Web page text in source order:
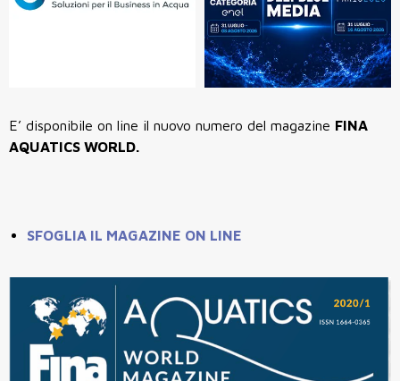
E’ disponibile on line il nuovo numero del magazine FINA
AQUATICS WORLD.
SFOGLIA IL MAGAZINE ON LINE